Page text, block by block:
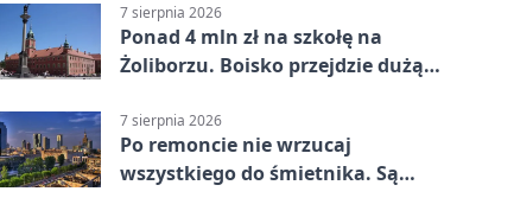
7 sierpnia 2026
Ponad 4 mln zł na szkołę na
Żoliborzu. Boisko przejdzie dużą
7 sierpnia 2026
Po remoncie nie wrzucaj
wszystkiego do śmietnika. Są